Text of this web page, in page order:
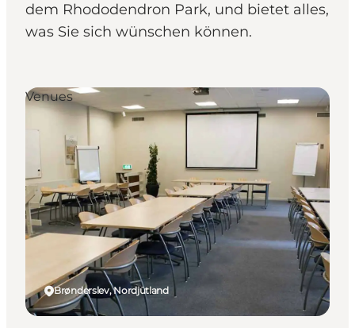
dem Rhododendron Park, und bietet alles,
was Sie sich wünschen können.
Brønderslev, Nordjütland
Venues